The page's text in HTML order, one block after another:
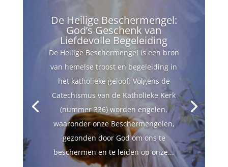
De Heilige Beschermengel:
God’s Geschenk van
Liefdevolle Begeleiding
De Heilige Beschermengel is een bron
van hemelse troost en begeleiding in
het katholieke geloof. Volgens de
Catechismus van de Katholieke Kerk
(nummer 336) worden engelen,
waaronder onze Beschermengelen,
gezonden door God om ons te
beschermen en te leiden op onze...